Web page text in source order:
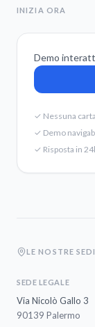
INIZIA ORA
Demo
✓ Nessuna
✓ Demo
✓ Risposta in
LE NOSTRE SEDI
SEDE LEGALE
Via Nicolò Gallo 3
90139 Palermo